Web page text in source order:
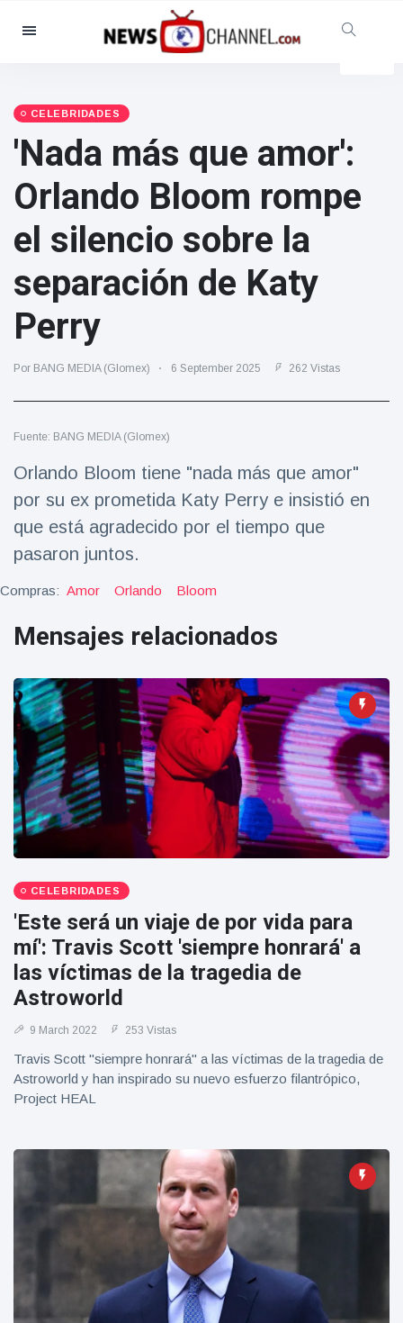
Categorías
Social y Diversión
Cine y TV
(81)
Celebridades
(13938)
Moda y Belleza
(122)
Comida y bebida
(79)
Juegos
entretenimiento
Últimas noticias
in English |
31 de
octubre!
8 May
7432
Vistas
Großmutter
feiert ihren
99.
Geburtstag
und tanzt
Band
8 May
Vistas
CELEBRIDADES
'Nada más que amor':
Orlando Bloom rompe
el silencio sobre la
separación de Katy
Perry
Por BANG MEDIA (Glomex) 6 September 2025 262 Vistas
Fuente: BANG MEDIA (Glomex)
Orlando Bloom tiene "nada más que amor"
por su ex prometida Katy Perry e insistió en
que está agradecido por el tiempo que
pasaron juntos.
Compras: Amor Orlando Bloom
Mensajes relacionados
CELEBRIDADES
'Este será un viaje de por vida para
mí': Travis Scott 'siempre honrará' a
las víctimas de la tragedia de
Astroworld
9 March 2022 253 Vistas
Travis Scott "siempre honrará" a las víctimas de la tragedia de
Astroworld y han inspirado su nuevo esfuerzo filantrópico,
Project HEAL